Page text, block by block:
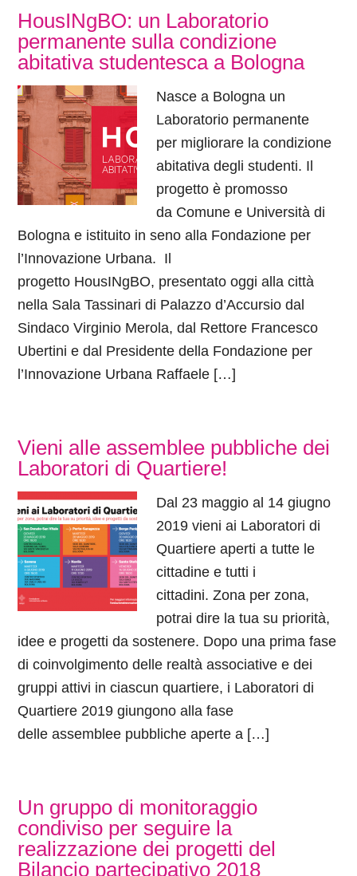
HousINgBO: un Laboratorio
permanente sulla condizione
abitativa studentesca a Bologna
Nasce a Bologna un
Laboratorio permanente
per migliorare la condizione
abitativa degli studenti. Il
progetto è promosso
da Comune e Università di
Bologna e istituito in seno alla Fondazione per
l’Innovazione Urbana. Il
progetto HousINgBO, presentato oggi alla città
nella Sala Tassinari di Palazzo d’Accursio dal
Sindaco Virginio Merola, dal Rettore Francesco
Ubertini e dal Presidente della Fondazione per
l’Innovazione Urbana Raffaele […]
Vieni alle assemblee pubbliche dei
Laboratori di Quartiere!
Dal 23 maggio al 14 giugno
2019 vieni ai Laboratori di
Quartiere aperti a tutte le
cittadine e tutti i
cittadini. Zona per zona,
potrai dire la tua su priorità,
idee e progetti da sostenere. Dopo una prima fase
di coinvolgimento delle realtà associative e dei
gruppi attivi in ciascun quartiere, i Laboratori di
Quartiere 2019 giungono alla fase
delle assemblee pubbliche aperte a […]
Un gruppo di monitoraggio
condiviso per seguire la
realizzazione dei progetti del
Bilancio partecipativo 2018